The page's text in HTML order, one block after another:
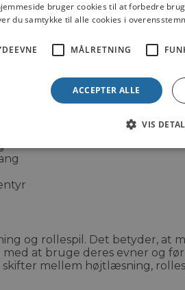
159,-
og rollespil. Det betyder, at
at bruge deres evner og
mellem højtlæsning,
bruger cookies til at forbedre
du samtykke til alle cookies i
MÅLRETNING
ACCEPTER ALLE
VIS